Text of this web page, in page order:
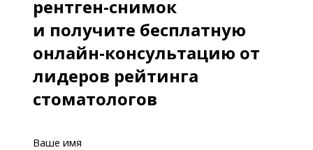
рентген-снимок
и получите бесплатную
онлайн-консультацию от
лидеров рейтинга
стоматологов
Ваше имя